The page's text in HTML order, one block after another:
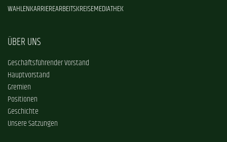
WAHLENKARRIEREARBEITSKREISEMEDIATHEK
ÜBER UNS
Geschäftsführender Vorstand
Hauptvorstand
Gremien
Positionen
Geschichte
Unsere Satzungen